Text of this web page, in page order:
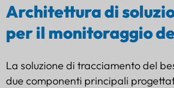
Architettura di
per il monitoraggio
La soluzione di tracciamento del
due componenti principali